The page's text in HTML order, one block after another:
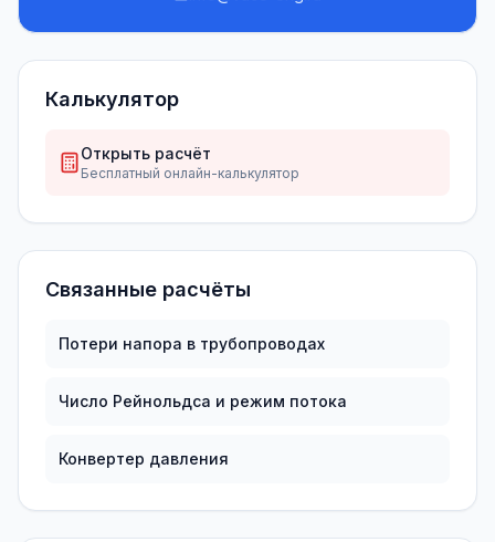
Калькулятор
Открыть расчёт
Бесплатный онлайн-калькулятор
Связанные расчёты
Потери напора в трубопроводах
Число Рейнольдса и режим потока
Конвертер давления